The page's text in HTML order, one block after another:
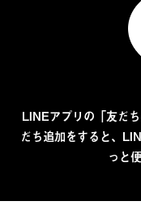
LINEアプリの「友だ
だち追加をすると、
っと